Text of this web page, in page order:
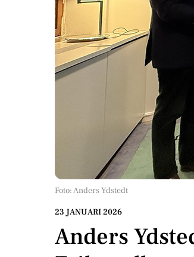
Foto: Anders Ydstedt
23 JANUARI 2026
Anders